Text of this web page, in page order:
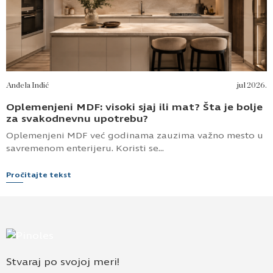
Anđela Inđić jul 2026.
Oplemenjeni MDF: visoki sjaj ili mat? Šta je bolje
za svakodnevnu upotrebu?
Oplemenjeni MDF već godinama zauzima važno mesto u
savremenom enterijeru. Koristi se...
Pročitajte tekst
Stvaraj po svojoj meri!